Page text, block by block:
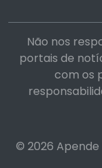
Não nos
portais de
com os
© 2026 Apende